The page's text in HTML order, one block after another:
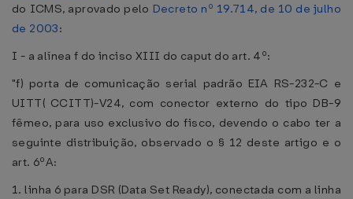
do ICMS, aprovado pelo Decreto nº 19.714, de 10 de julho
de 2003:
I - a alínea f do inciso XIII do caput do art. 4º:
"f) porta de comunicação serial padrão EIA RS-232-C e
UITT( CCITT)-V24, com conector externo do tipo DB-9
fêmeo, para uso exclusivo do fisco, devendo o cabo ter a
seguinte distribuição, observado o § 12 deste artigo e o
art. 6ºA:
1. linha 6 para DSR (Data Set Ready), conectada com a linha